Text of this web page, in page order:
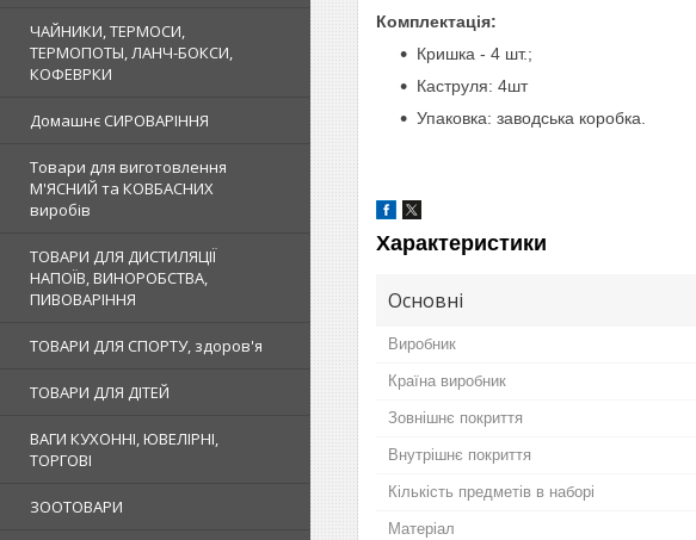
ЧАЙНИКИ, ТЕРМОСИ,
ТЕРМОПОТЫ, ЛАНЧ-БОКСИ,
КОФЕВРКИ
Домашнє СИРОВАРІННЯ
Товари для виготовлення
М'ЯСНИЙ та КОВБАСНИХ
виробів
ТОВАРИ ДЛЯ ДИСТИЛЯЦІЇ
НАПОЇВ, ВИНОРОБСТВА,
ПИВОВАРІННЯ
ТОВАРИ ДЛЯ СПОРТУ, здоров'я
ТОВАРИ ДЛЯ ДІТЕЙ
ВАГИ КУХОННІ, ЮВЕЛІРНІ,
ТОРГОВІ
ЗООТОВАРИ
Комплектація:
Кришка - 4 шт.;
Каструля: 4шт
Упаковка: заводська коробка.
Характеристики
Основні
Виробник
Країна виробник
Зовнішнє покриття
Внутрішнє покриття
Кількість предметів в наборі
Матеріал